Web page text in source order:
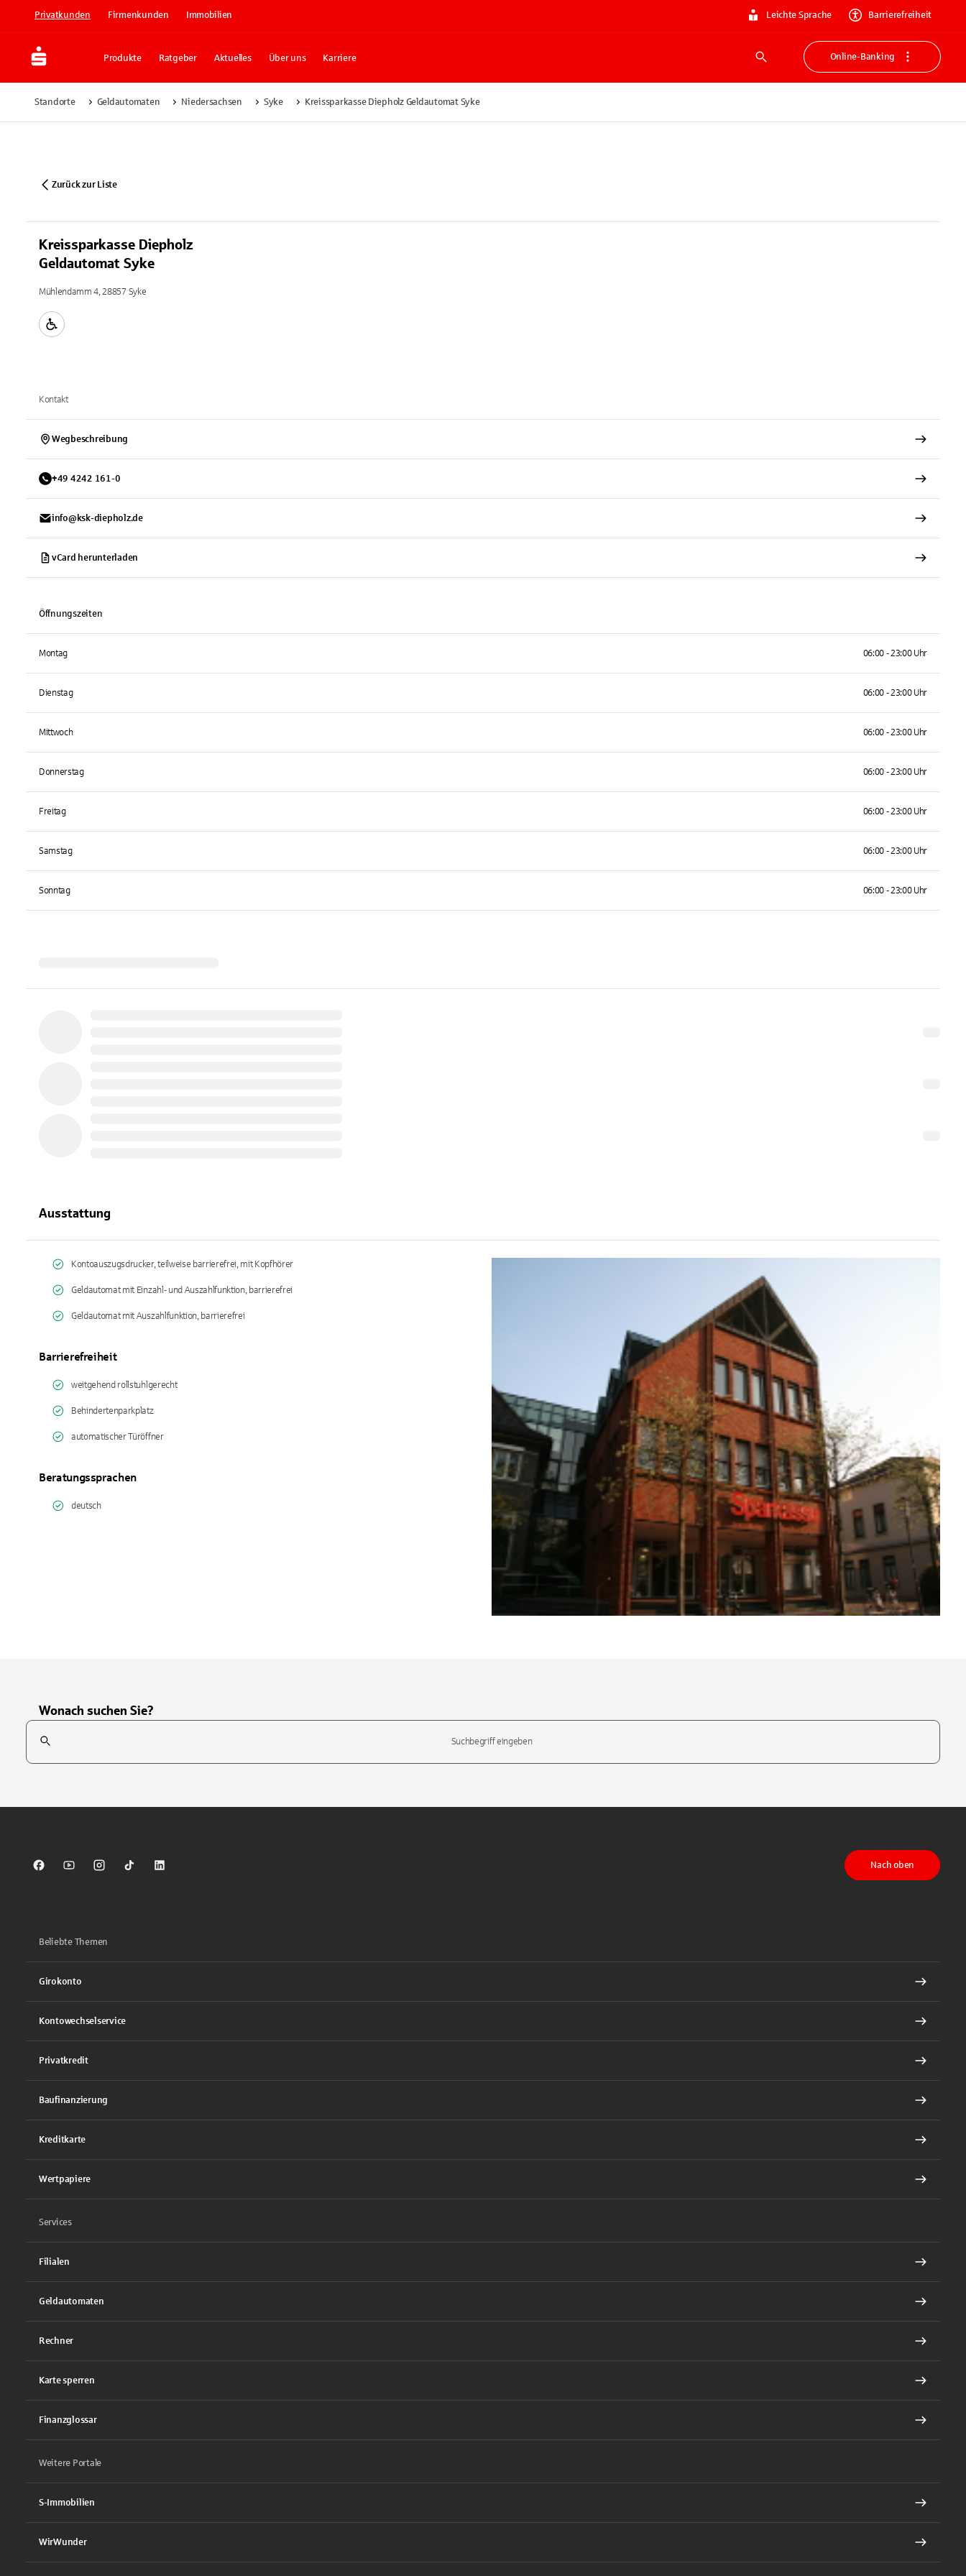
Privatkunden Firmenkunden Immobilien Leichte Sprache Barrierefreiheit
Produkte Ratgeber Aktuelles Über uns Karriere
Suche
Online-Banking
Standorte Geldautomaten Niedersachsen Syke Kreissparkasse Diepholz Geldautomat Syke
Zurück zur Liste
Kreissparkasse Diepholz
Geldautomat Syke
Mühlendamm 4, 28857 Syke
Kontakt
Wegbeschreibung
+49 4242 161-0
info@ksk-diepholz.de
vCard herunterladen
Öffnungszeiten
Montag 06:00 - 23:00 Uhr
Dienstag 06:00 - 23:00 Uhr
Mittwoch 06:00 - 23:00 Uhr
Donnerstag 06:00 - 23:00 Uhr
Freitag 06:00 - 23:00 Uhr
Samstag 06:00 - 23:00 Uhr
Sonntag 06:00 - 23:00 Uhr
Ausstattung
Kontoauszugsdrucker, teilweise barrierefrei, mit Kopfhörer
Geldautomat mit Einzahl- und Auszahlfunktion, barrierefrei
Geldautomat mit Auszahlfunktion, barrierefrei
Barrierefreiheit
weitgehend rollstuhlgerecht
Behindertenparkplatz
automatischer Türöffner
Beratungssprachen
deutsch
Wonach suchen Sie?
Suchfeld
Sparkasse auf Facebook
Sparkasse auf Youtube
Sparkasse auf Instagram
Sparkasse auf TikTok
Sparkasse auf LinkedIn
Nach oben
Beliebte Themen
Girokonto
Kontowechselservice
Privatkredit
Baufinanzierung
Kreditkarte
Wertpapiere
Services
Filialen
Geldautomaten
Rechner
Karte sperren
Finanzglossar
Weitere Portale
S-Immobilien
WirWunder